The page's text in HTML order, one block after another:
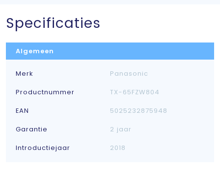
Specificaties
Algemeen
Merk
Panasonic
Productnummer
TX-65FZW804
EAN
5025232875948
Garantie
2 jaar
Introductiejaar
2018